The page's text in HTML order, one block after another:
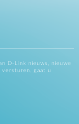
D-Link nieuws, nieuwe
gaat u